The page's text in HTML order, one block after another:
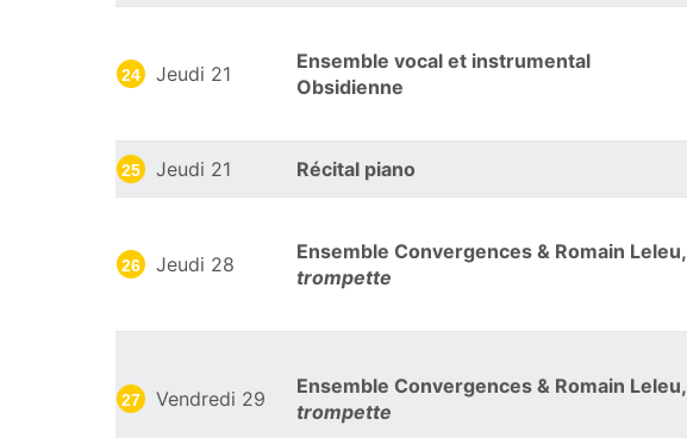
24 Jeudi 21
Ensemble vocal et instrumental
Obsidienne
25 Jeudi 21 Récital piano
26 Jeudi 28
Ensemble Convergences & Romain Leleu,
trompette
27 Vendredi 29
Ensemble Convergences & Romain Leleu,
trompette